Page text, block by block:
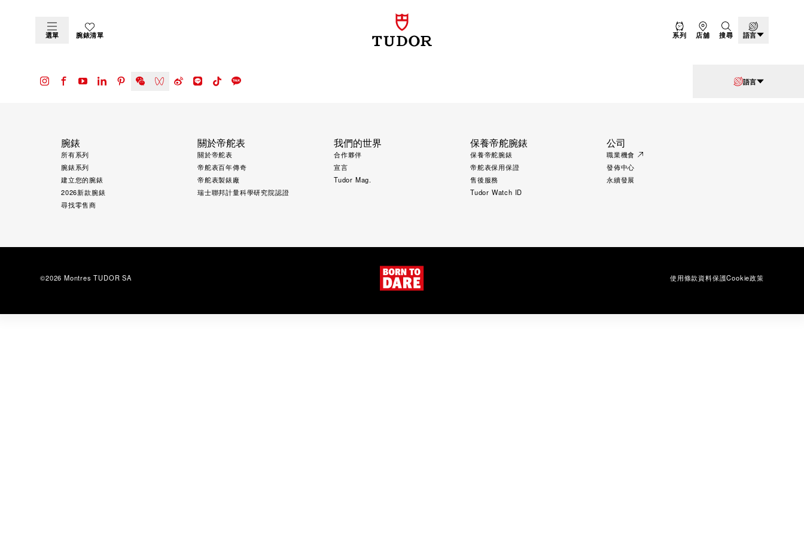
選單 腕錶清單 系列 店舖 搜尋 語言
腕錶
所有系列
腕錶系列
建立您的腕錶
2026新款腕錶
尋找零售商
關於帝舵表
關於帝舵表
帝舵表百年傳奇
帝舵表製錶廠
瑞士聯邦計量科學研究院認證
我們的世界
合作夥伴
宣言
Tudor Mag.
保養帝舵腕錶
保養帝舵腕錶
帝舵表保用保證
售後服務
Tudor Watch ID
公司
職業機會
發佈中心
永續發展
語言
使用條款資料保護Cookie政策
©2026 Montres TUDOR SA